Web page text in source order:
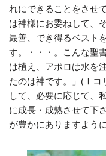
れにできることをさせ
は神様にお委ねして、
最善、でき得るベスト
す。・・・。こんな聖
は植え、アポロは水を
たのは神です。」(Ⅰコ
して、必要に応じて、
に成長・成熟させて下
が豊かにありますよう